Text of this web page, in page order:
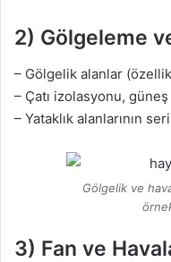
2) Gölgeleme
– Gölgelik alanlar
– Çatı izolasyonu, güneş
– Yataklık alanlarının
Gölgelik ve
3) Fan ve